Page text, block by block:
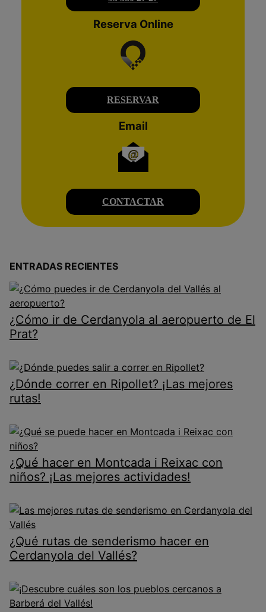
Reserva Online
RESERVAR
Email
CONTACTAR
ENTRADAS RECIENTES
¿Cómo ir de Cerdanyola al aeropuerto de El
Prat?
¿Dónde correr en Ripollet? ¡Las mejores
rutas!
¿Qué hacer en Montcada i Reixac con
niños? ¡Las mejores actividades!
¿Qué rutas de senderismo hacer en
Cerdanyola del Vallés?